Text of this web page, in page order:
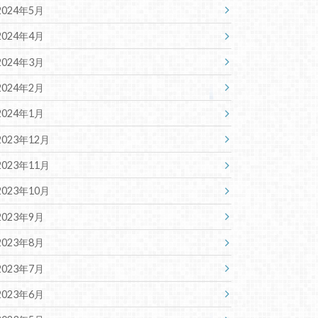
年5月
年4月
年3月
年2月
年1月
年12月
年11月
年10月
年9月
年8月
年7月
年6月